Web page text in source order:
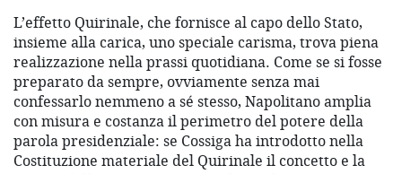
L’effetto Quirinale, che fornisce al capo dello Stato,
insieme alla carica, uno speciale carisma, trova piena
realizzazione nella prassi quotidiana. Come se si fosse
preparato da sempre, ovviamente senza mai
confessarlo nemmeno a sé stesso, Napolitano amplia
con misura e costanza il perimetro del potere della
parola presidenziale: se Cossiga ha introdotto nella
Costituzione materiale del Quirinale il concetto e la